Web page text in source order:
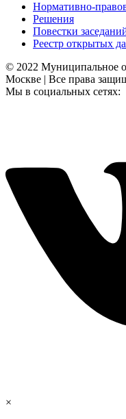
Нормативно-
Решения
Повестки
Реестр открытых
© 2022 Муниципальное
Москве | Все права
Мы в социальных сетях:
×